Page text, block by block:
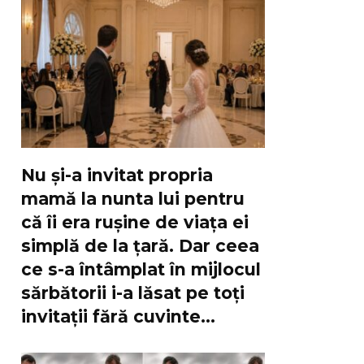
Nu și-a invitat propria
mamă la nunta lui pentru
că îi era rușine de viața ei
simplă de la țară. Dar ceea
ce s-a întâmplat în mijlocul
sărbătorii i-a lăsat pe toți
invitații fără cuvinte…